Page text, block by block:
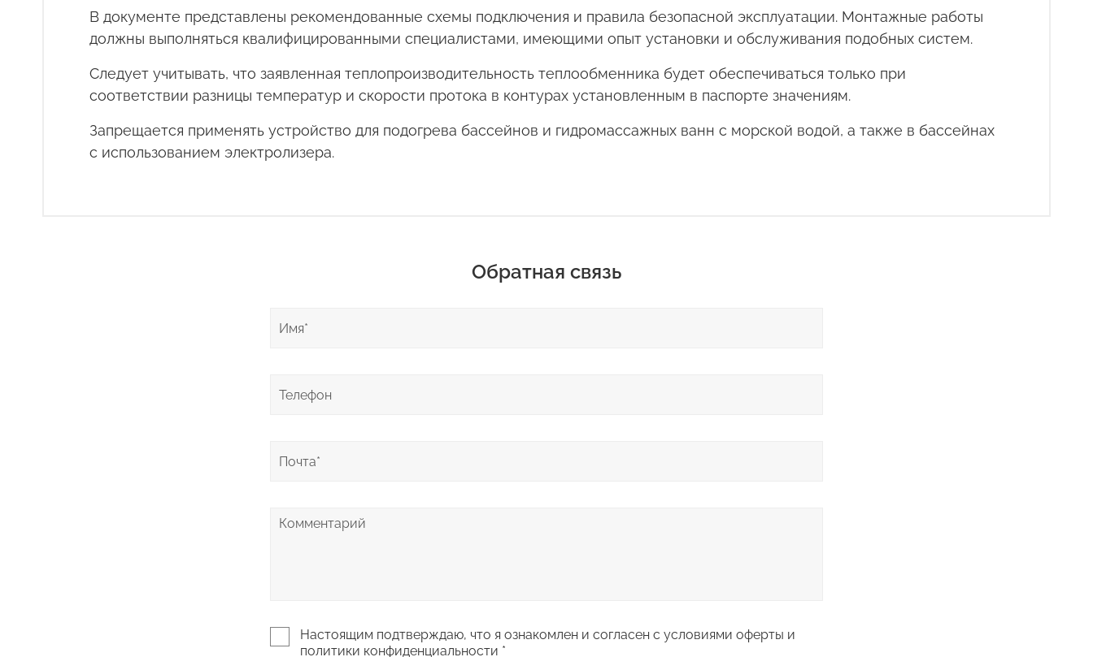
В документе представлены рекомендованные схемы подключения и правила безопасной эксплуатации. Монтажные работы
должны выполняться квалифицированными специалистами, имеющими опыт установки и обслуживания подобных систем.
Следует учитывать, что заявленная теплопроизводительность теплообменника будет обеспечиваться только при
соответствии разницы температур и скорости протока в контурах установленным в паспорте значениям.
Запрещается применять устройство для подогрева бассейнов и гидромассажных ванн с морской водой, а также в бассейнах
с использованием электролизера.
Обратная связь
Настоящим подтверждаю, что я ознакомлен и согласен с условиями оферты и
политики конфиденциальности *